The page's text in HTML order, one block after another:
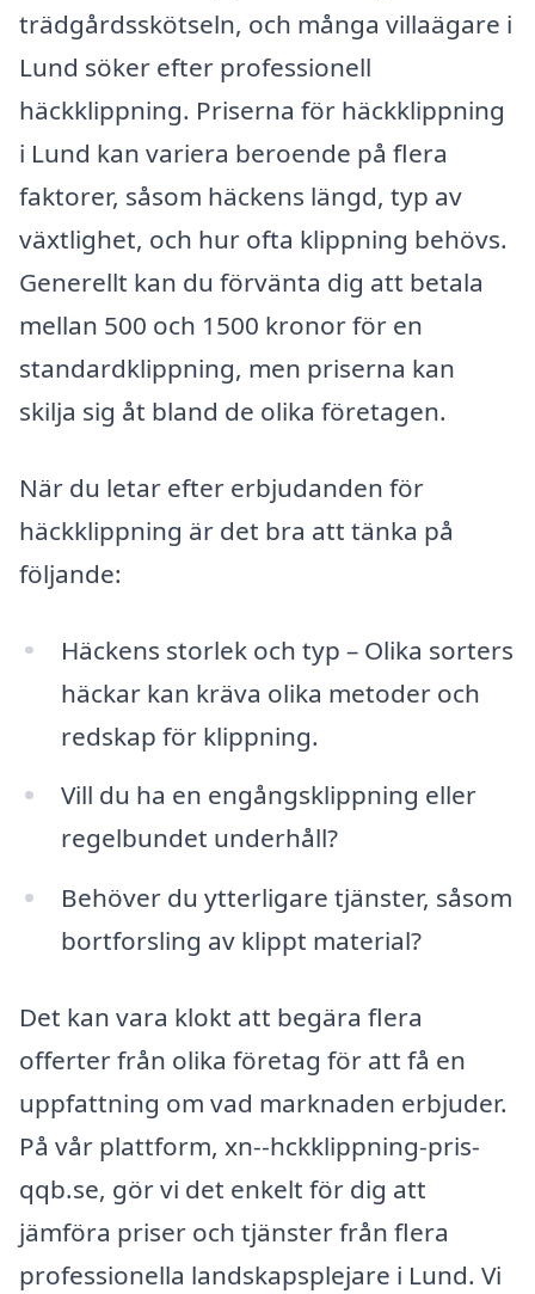
trädgårdsskötseln, och många villaägare i
Lund söker efter professionell
häckklippning. Priserna för häckklippning
i Lund kan variera beroende på flera
faktorer, såsom häckens längd, typ av
växtlighet, och hur ofta klippning behövs.
Generellt kan du förvänta dig att betala
mellan 500 och 1500 kronor för en
standardklippning, men priserna kan
skilja sig åt bland de olika företagen.
När du letar efter erbjudanden för
häckklippning är det bra att tänka på
följande:
Häckens storlek och typ – Olika sorters
häckar kan kräva olika metoder och
redskap för klippning.
Vill du ha en engångsklippning eller
regelbundet underhåll?
Behöver du ytterligare tjänster, såsom
bortforsling av klippt material?
Det kan vara klokt att begära flera
offerter från olika företag för att få en
uppfattning om vad marknaden erbjuder.
På vår plattform, xn--hckklippning-pris-
qqb.se, gör vi det enkelt för dig att
jämföra priser och tjänster från flera
professionella landskapsplejare i Lund. Vi